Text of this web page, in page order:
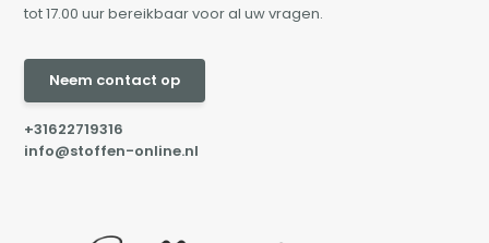
tot 17.00 uur bereikbaar voor al uw vragen.
Neem contact op
+31622719316
info@stoffen-online.nl